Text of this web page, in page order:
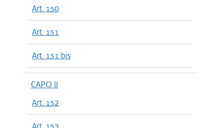
Art. 150
Art. 151
Art. 151 bis
CAPO II
Art. 152